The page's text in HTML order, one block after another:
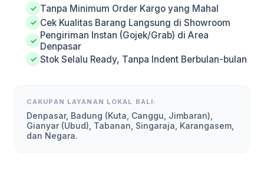
✓ Tanpa Minimum Order Kargo yang Mahal
✓ Cek Kualitas Barang Langsung di Showroom
✓ Pengiriman Instan (Gojek/Grab) di Area
Denpasar
✓ Stok Selalu Ready, Tanpa Indent Berbulan-bulan
CAKUPAN LAYANAN LOKAL BALI:
Denpasar, Badung (Kuta, Canggu, Jimbaran),
Gianyar (Ubud), Tabanan, Singaraja, Karangasem,
dan Negara.